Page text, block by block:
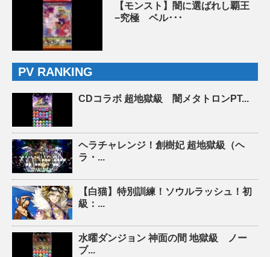
【モンスト】闇に選ばれし覇王
−究極 ベル･･･
PV RANKING
CDコラボ 超地獄級 闇メタトロンPT...
ヘラチャレンジ！創樹妃 超地獄級（ヘ
ラ・...
【白猫】特別訓練！ソウルラッシュ！初
級：...
水曜ダンジョン 神面の間 地獄級 ノー
ブ...